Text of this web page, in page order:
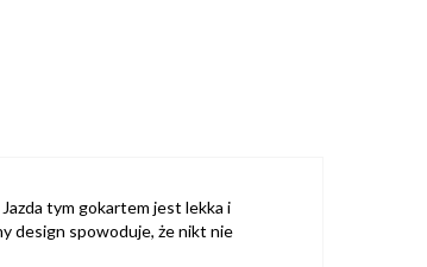
tym gokartem jest lekka i
design spowoduje, że nikt nie